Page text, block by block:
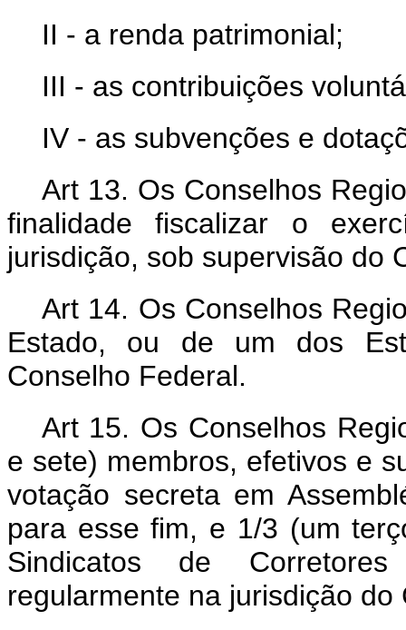
II - a renda patrimonial;
III - as contribuições
IV - as subvenções e
Art 13. Os Conselhos
finalidade fiscalizar o
jurisdição, sob supervisão do
Art 14. Os Conselhos
Estado, ou de um dos
Conselho Federal.
Art 15. Os Conselhos
e sete) membros, efetivos e
votação secreta em
para esse fim, e 1/3 (um
Sindicatos de
regularmente na jurisdição do